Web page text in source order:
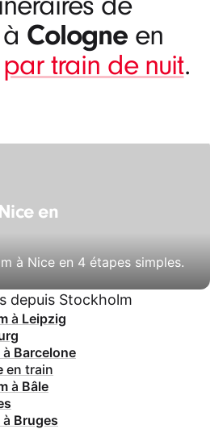
à Cologne en
par train de nuit.
en
à Nice en 4 étapes simples.
depuis Stockholm
à Leipzig
à Barcelone
en train
à Bâle
à Bruges